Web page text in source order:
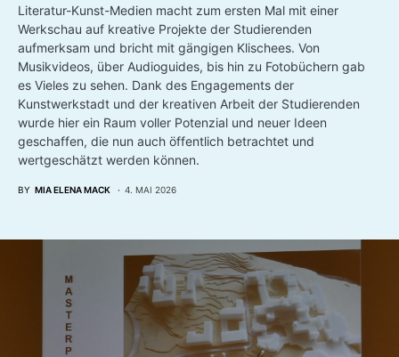
Literatur-Kunst-Medien macht zum ersten Mal mit einer
Werkschau auf kreative Projekte der Studierenden
aufmerksam und bricht mit gängigen Klischees. Von
Musikvideos, über Audioguides, bis hin zu Fotobüchern gab
es Vieles zu sehen. Dank des Engagements der
Kunstwerkstadt und der kreativen Arbeit der Studierenden
wurde hier ein Raum voller Potenzial und neuer Ideen
geschaffen, die nun auch öffentlich betrachtet und
wertgeschätzt werden können.
BY MIA ELENA MACK 4. MAI 2026